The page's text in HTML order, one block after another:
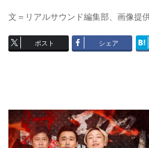
文＝リアルサウンド編集部、画像提
ポスト シェア